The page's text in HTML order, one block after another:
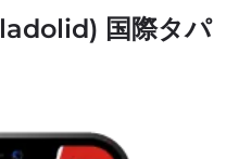
国際タパ